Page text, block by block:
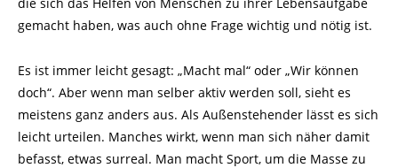
gemacht haben, was auch ohne Frage wichtig und nötig ist.
Es ist immer leicht gesagt: „Macht mal“ oder „Wir können
doch“. Aber wenn man selber aktiv werden soll, sieht es
meistens ganz anders aus. Als Außenstehender lässt es sich
leicht urteilen. Manches wirkt, wenn man sich näher damit
befasst, etwas surreal. Man macht Sport, um die Masse zu